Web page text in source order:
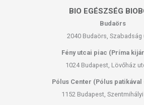
BIO EGÉSZSÉG
Budaörs
2040 Budaörs, Szabadság
Fény utcai piac (Príma
1024 Budapest, Lövőház
Pólus Center (Pólus patikával
1152 Budapest, Szentmihályi